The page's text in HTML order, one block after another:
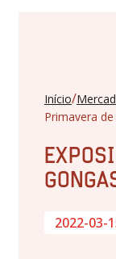
Início/
Primavera de
2022-03-